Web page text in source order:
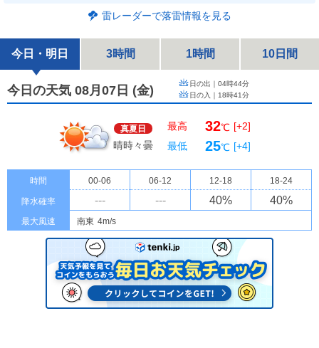
雷レーダーで落雷情報を見る
今日・明日 3時間 1時間 10日間
今日の天気 08月07日 (金) 日の出｜ 04時44分
日の入｜ 18時41分
真夏日
晴時々曇
最高 32℃ [+2]
最低
25℃ [+4]
時間 00-06 06-12 12-18 18-24
降水確率 --- --- 40% 40%
最大風速 南東 4m/s